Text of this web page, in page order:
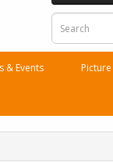
& Events